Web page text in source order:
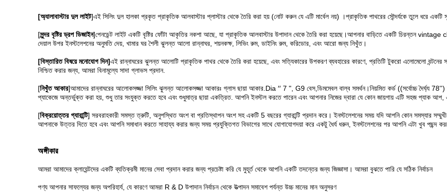
[অ্যালাবাস্টার দুল লাইট]এই সিলিং দুল হালকা প্রকৃত প্রাকৃতিক আলবাস্টার প্লাস্টার থেকে তৈরি করা হয় (নোট করুন যে এটি মার্বেল নয়) ।প্রাকৃতিক পাথরের সৌন্দর্যকে তুলে ধরে একটি
[সুন্দর বৃষ্টির ড্রপ ডিজাইন]পেনডেন্ট লাইট একটি বৃষ্টির ফোঁটা আকৃতির নকশা আছে, যা প্রাকৃতিক আলবাস্টার উপাদান থেকে তৈরি করা হয়েছে।আপনার বাড়িতে একটি চিরন্তন
দেয়াল উপর ইনস্টলেশনের অনুমতি দেয়, খামার ঘর শৈলী ঝুলন্ত আলো রান্নাঘর, শয়নকক্ষ, লিভিং রুম, ডাইনিং রুম, করিডোর, এবং আরো জন্য নিখুঁত।
[বিস্তারিত বিষয়ে মনোযোগ দিন]এই রান্নাঘরের ঝুলন্ত আলোটি প্রাকৃতিক পাথর থেকে তৈরি করা হয়েছে, এবং সত্যিকারের উপকরণ ব্যবহারের কারণে, প্রতিটি টুকরো এলোমেলো বন্টনের
নিশ্চিত করার জন্য, আমরা বিনামূল্যে সাদা গ্লাভস প্রদান.
[নিখুঁত আকার]আমাদের রান্নাঘরের আলোকসজ্জা সিলিং ঝুলন্ত আলোকসজ্জা আকারঃ গ্লাস ছায়া আকার.Dia ′′ 7 ", G9 বেস,ডিমমেবল বাল্ব সমর্থন।নিয়মিত কর্ড ((সর্বোচ্চ দৈর্ঘ্য
প্যাকেজে অন্তর্ভুক্ত করা হয়, শুধু তার সংযুক্ত করতে হবে এবং শুধুমাত্র ছায়া একত্রিত. আপনি ইনস্টল করতে পারেন এবং আপনার নিজের দ্বারা যে কোন জায়গায় এটি সহজ প্যাক আপ,
[বিক্রয়োত্তর গ্যারান্টি] সরবরাহকারী সমস্ত ত্রুটি, অনুপস্থিত অংশ বা প্রতিস্থাপন অংশ সহ একটি 5 বছরের গ্যারান্টি প্রদান করে। ইনস্টলেশনের সময় যদি আপনি কোন সমস্যার
আপনাকে উত্তর দিতে হবে এবং আপনি সমাধান করতে সাহায্য করার জন্য সময় প্রযুক্তিগত বিভাগের সাথে যোগাযোগদয়া করে একটু ধৈর্য ধরুন, ইনস্টলেশনের পর আপনি এটা খুব পছন্দ
অঙ্গীকার
আমরা আমাদের ক্লায়েন্টদের একটি ব্যতিক্রমী মানের সেবা প্রদান করার জন্য প্রচেষ্টা করি যে মুহূর্ত থেকে আপনি একটি তদন্তের জন্য জিজ্ঞাসা। আমরা বুঝতে পারি যে সঠিক নির্বাচন
পণ্য আপনার সাফল্যের জন্য অপরিহার্য, যে কারণে আমরা R & D উপাদান নির্বাচন থেকে উত্পাদন সমাবেশ পর্যন্ত উচ্চ মানের মান অনুসরণ